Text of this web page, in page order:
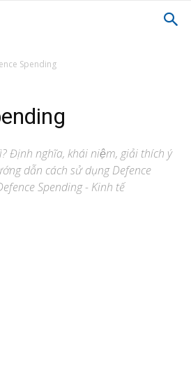
Spending
Định nghĩa, khái niệm, giải thích ý
dẫn cách sử dụng Defence
Spending - Kinh tế